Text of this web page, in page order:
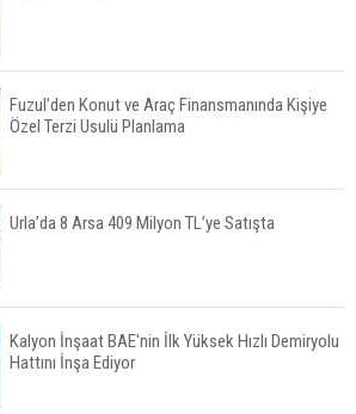
Fuzul’den Konut ve Araç Finansmanında Kişiye
Özel Terzi Usulü Planlama
Urla’da 8 Arsa 409 Milyon TL’ye Satışta
Kalyon İnşaat BAE'nin İlk Yüksek Hızlı Demiryolu
Hattını İnşa Ediyor